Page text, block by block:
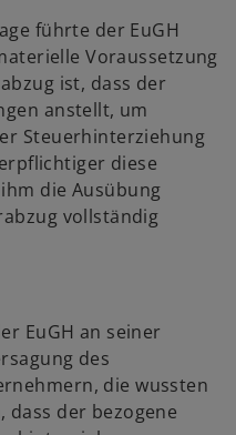
führte der EuGH
Voraussetzung
ist, dass der
anstellt, um
Steuerhinterziehung
diese
die Ausübung
vollständig
EuGH an seiner
des
die wussten
dass der bezogene